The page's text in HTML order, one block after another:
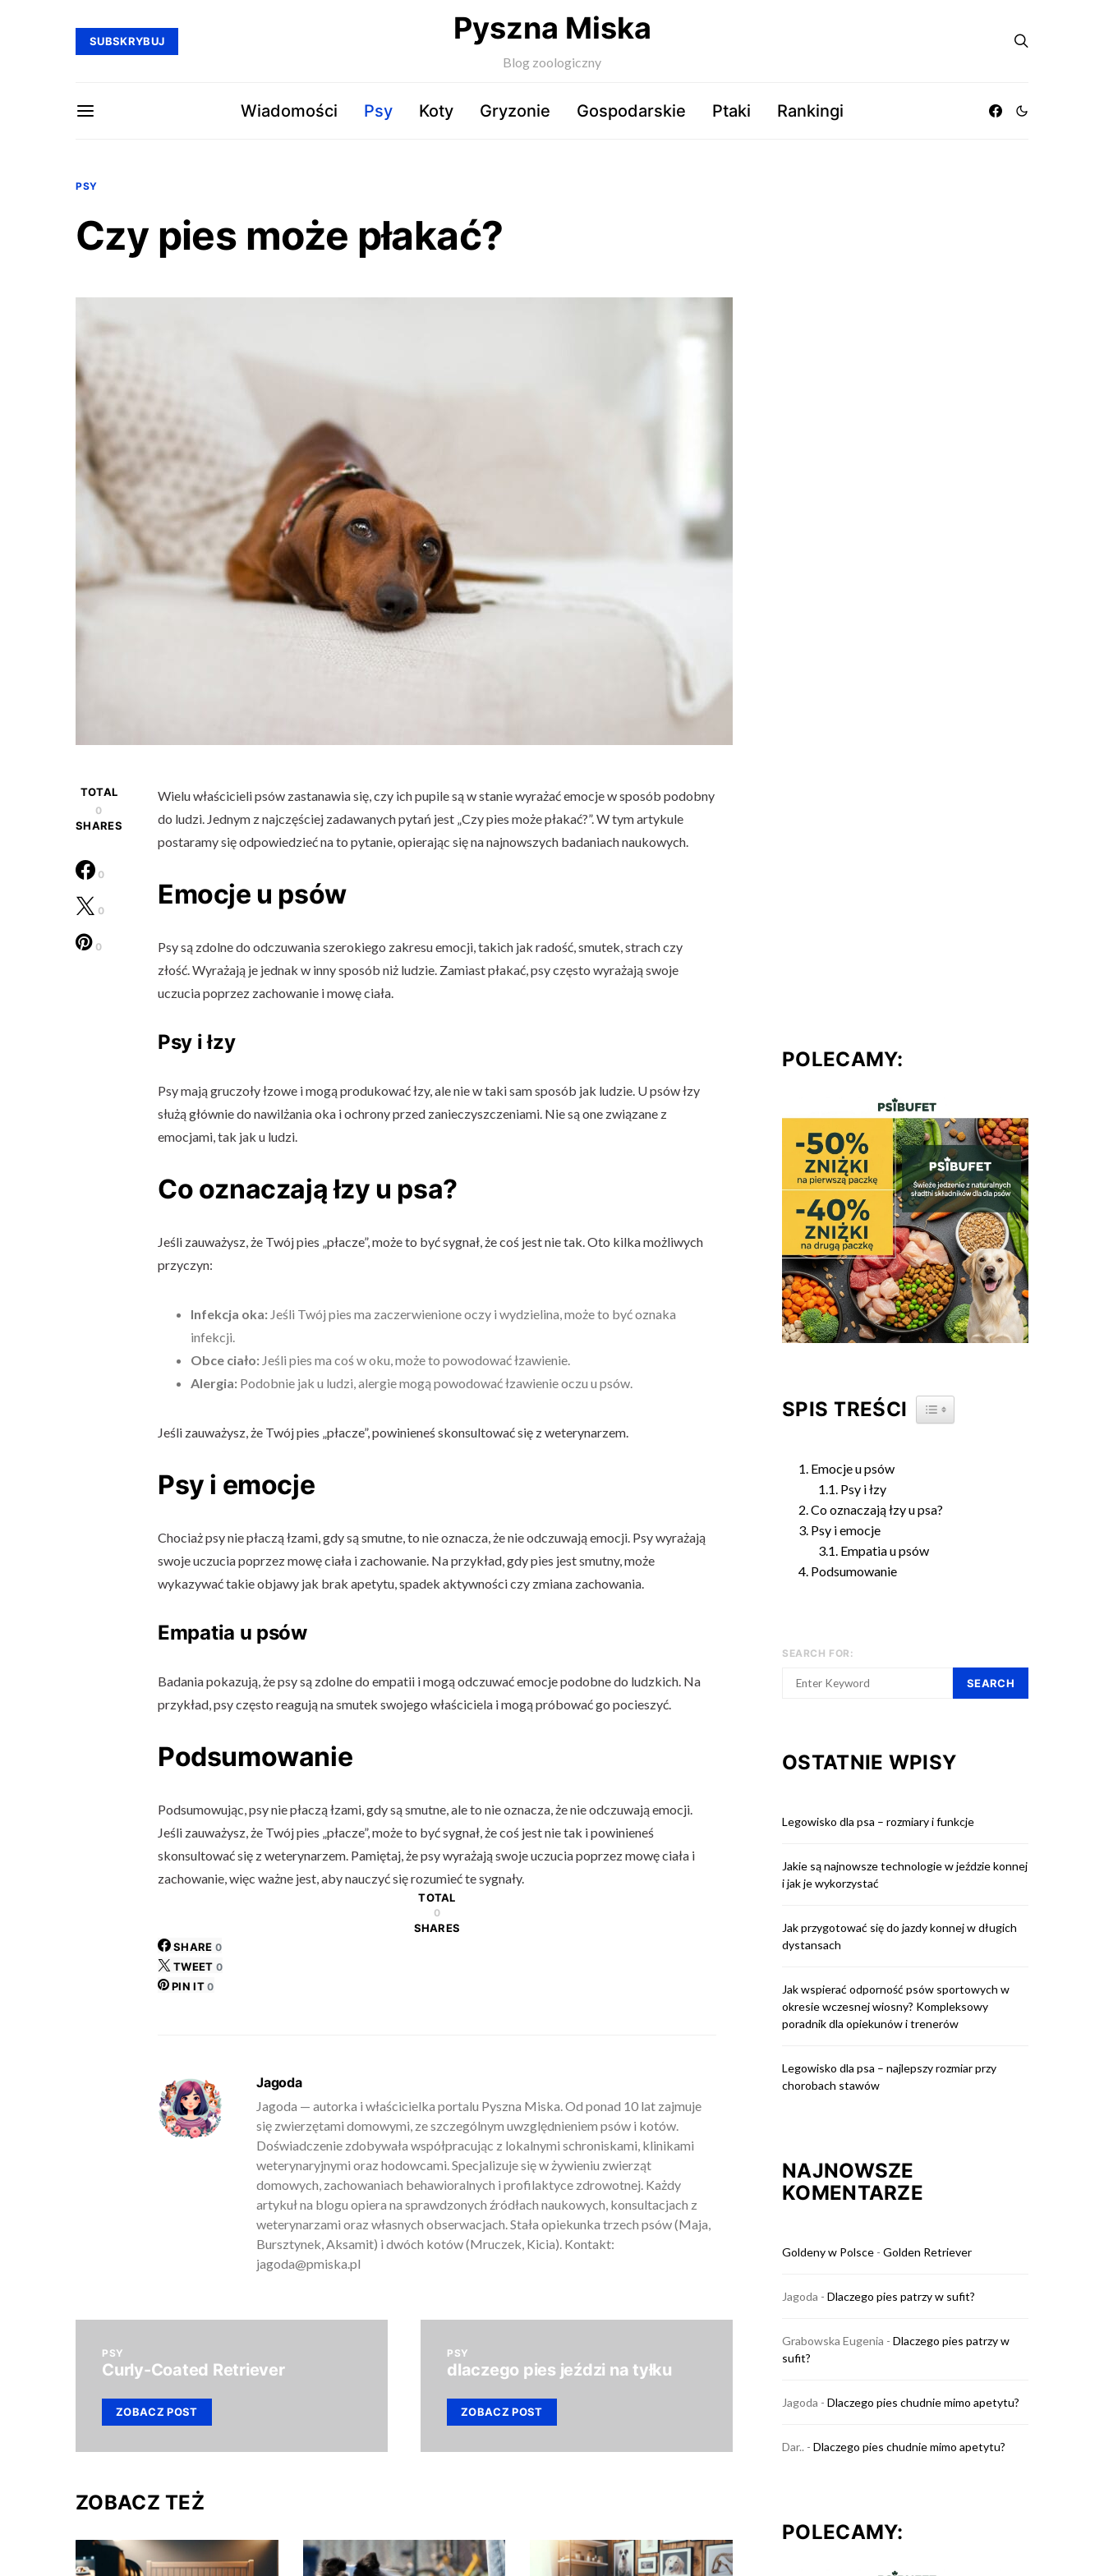
SUBSKRYBUJ Pyszna Miska
Blog zoologiczny
Wiadomości Psy Koty Gryzonie Gospodarskie Ptaki Rankingi
PSY
Czy pies może płakać?
TOTAL
0
SHARES
0
0
0
Wielu właścicieli psów zastanawia się, czy ich pupile są w stanie wyrażać emocje w sposób podobny
do ludzi. Jednym z najczęściej zadawanych pytań jest „Czy pies może płakać?”. W tym artykule
postaramy się odpowiedzieć na to pytanie, opierając się na najnowszych badaniach naukowych.
Emocje u psów
Psy są zdolne do odczuwania szerokiego zakresu emocji, takich jak radość, smutek, strach czy
złość. Wyrażają je jednak w inny sposób niż ludzie. Zamiast płakać, psy często wyrażają swoje
uczucia poprzez zachowanie i mowę ciała.
Psy i łzy
Psy mają gruczoły łzowe i mogą produkować łzy, ale nie w taki sam sposób jak ludzie. U psów łzy
służą głównie do nawilżania oka i ochrony przed zanieczyszczeniami. Nie są one związane z
emocjami, tak jak u ludzi.
Co oznaczają łzy u psa?
Jeśli zauważysz, że Twój pies „płacze”, może to być sygnał, że coś jest nie tak. Oto kilka możliwych
przyczyn:
Infekcja oka: Jeśli Twój pies ma zaczerwienione oczy i wydzielina, może to być oznaka
infekcji.
Obce ciało: Jeśli pies ma coś w oku, może to powodować łzawienie.
Alergia: Podobnie jak u ludzi, alergie mogą powodować łzawienie oczu u psów.
Jeśli zauważysz, że Twój pies „płacze”, powinieneś skonsultować się z weterynarzem.
Psy i emocje
Chociaż psy nie płaczą łzami, gdy są smutne, to nie oznacza, że nie odczuwają emocji. Psy wyrażają
swoje uczucia poprzez mowę ciała i zachowanie. Na przykład, gdy pies jest smutny, może
wykazywać takie objawy jak brak apetytu, spadek aktywności czy zmiana zachowania.
Empatia u psów
Badania pokazują, że psy są zdolne do empatii i mogą odczuwać emocje podobne do ludzkich. Na
przykład, psy często reagują na smutek swojego właściciela i mogą próbować go pocieszyć.
Podsumowanie
Podsumowując, psy nie płaczą łzami, gdy są smutne, ale to nie oznacza, że nie odczuwają emocji.
Jeśli zauważysz, że Twój pies „płacze”, może to być sygnał, że coś jest nie tak i powinieneś
skonsultować się z weterynarzem. Pamiętaj, że psy wyrażają swoje uczucia poprzez mowę ciała i
zachowanie, więc ważne jest, aby nauczyć się rozumieć te sygnały.
TOTAL
0
SHARES
SHARE 0
TWEET 0
PIN IT 0
Jagoda
Jagoda — autorka i właścicielka portalu Pyszna Miska. Od ponad 10 lat zajmuje
się zwierzętami domowymi, ze szczególnym uwzględnieniem psów i kotów.
Doświadczenie zdobywała współpracując z lokalnymi schroniskami, klinikami
weterynaryjnymi oraz hodowcami. Specjalizuje się w żywieniu zwierząt
domowych, zachowaniach behawioralnych i profilaktyce zdrowotnej. Każdy
artykuł na blogu opiera na sprawdzonych źródłach naukowych, konsultacjach z
weterynarzami oraz własnych obserwacjach. Stała opiekunka trzech psów (Maja,
Bursztynek, Aksamit) i dwóch kotów (Mruczek, Kicia). Kontakt:
jagoda@pmiska.pl
PSY
Curly-Coated Retriever
ZOBACZ POST
PSY
dlaczego pies jeździ na tyłku
ZOBACZ POST
ZOBACZ TEŻ
POLECAMY:
SPIS TREŚCI TOGGLE TABLE OF CONTENT
Emocje u psów
Psy i łzy
Co oznaczają łzy u psa?
Psy i emocje
Empatia u psów
Podsumowanie
SEARCH FOR:
SEARCH
OSTATNIE WPISY
Legowisko dla psa – rozmiary i funkcje
Jakie są najnowsze technologie w jeździe konnej
i jak je wykorzystać
Jak przygotować się do jazdy konnej w długich
dystansach
Jak wspierać odporność psów sportowych w
okresie wczesnej wiosny? Kompleksowy
poradnik dla opiekunów i trenerów
Legowisko dla psa – najlepszy rozmiar przy
chorobach stawów
NAJNOWSZE
KOMENTARZE
Goldeny w Polsce - Golden Retriever
Jagoda - Dlaczego pies patrzy w sufit?
Grabowska Eugenia - Dlaczego pies patrzy w
sufit?
Jagoda - Dlaczego pies chudnie mimo apetytu?
Dar.. - Dlaczego pies chudnie mimo apetytu?
POLECAMY: